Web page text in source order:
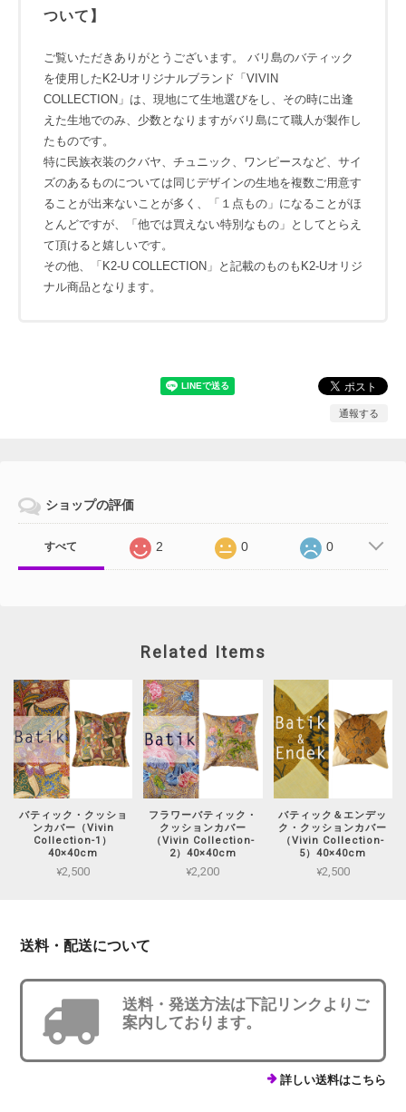
ついて】
ご覧いただきありがとうございます。 バリ島のバティック
を使用したK2-Uオリジナルブランド「VIVIN
COLLECTION」は、現地にて生地選びをし、その時に出逢
えた生地でのみ、少数となりますがバリ島にて職人が製作し
たものです。
特に民族衣装のクバヤ、チュニック、ワンピースなど、サイ
ズのあるものについては同じデザインの生地を複数ご用意す
ることが出来ないことが多く、「１点もの」になることがほ
とんどですが、「他では買えない特別なもの」としてとらえ
て頂けると嬉しいです。
その他、「K2-U COLLECTION」と記載のものもK2-Uオリジ
ナル商品となります。
通報する
ショップの評価
すべて 2 0 0
Related Items
バティック・クッショ
ンカバー（Vivin
Collection-1）
40×40cm
¥2,500
フラワーバティック・
クッションカバー
（Vivin Collection-
2）40×40cm
¥2,200
バティック＆エンデッ
ク・クッションカバー
（Vivin Collection-
5）40×40cm
¥2,500
送料・配送について
送料・発送方法は下記リンクよりご
案内しております。
詳しい送料はこちら